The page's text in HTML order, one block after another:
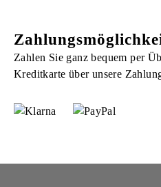
Zahlen Sie ganz bequem per
Kreditkarte über unsere